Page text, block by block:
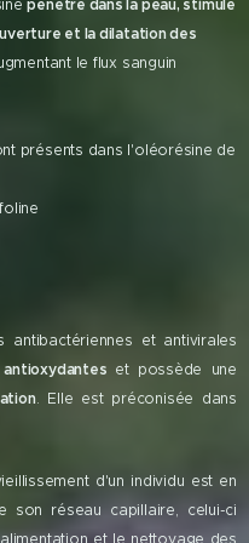
pénètre dans la peau, stimule
et la dilatation des
le flux sanguin
présents dans l'oléorésine de
et antivirales
antioxydantes et possède une
. Elle est préconisée dans
d'un individu est en
son réseau capillaire, celui-ci
et le nettoyage des